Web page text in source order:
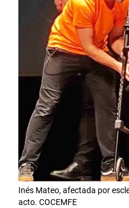
Inés Mateo, afectada por
acto. COCEMFE